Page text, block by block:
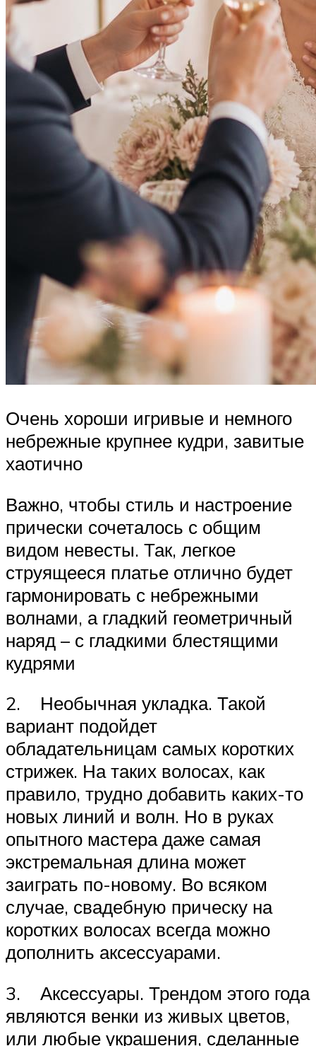
Очень хороши игривые и немного
небрежные крупнее кудри, завитые
хаотично
Важно, чтобы стиль и настроение
прически сочеталось с общим
видом невесты. Так, легкое
струящееся платье отлично будет
гармонировать с небрежными
волнами, а гладкий геометричный
наряд – с гладкими блестящими
кудрями
2. Необычная укладка. Такой
вариант подойдет
обладательницам самых коротких
стрижек. На таких волосах, как
правило, трудно добавить каких-то
новых линий и волн. Но в руках
опытного мастера даже самая
экстремальная длина может
заиграть по-новому. Во всяком
случае, свадебную прическу на
коротких волосах всегда можно
дополнить аксессуарами.
3. Аксессуары. Трендом этого года
являются венки из живых цветов,
или любые украшения, сделанные